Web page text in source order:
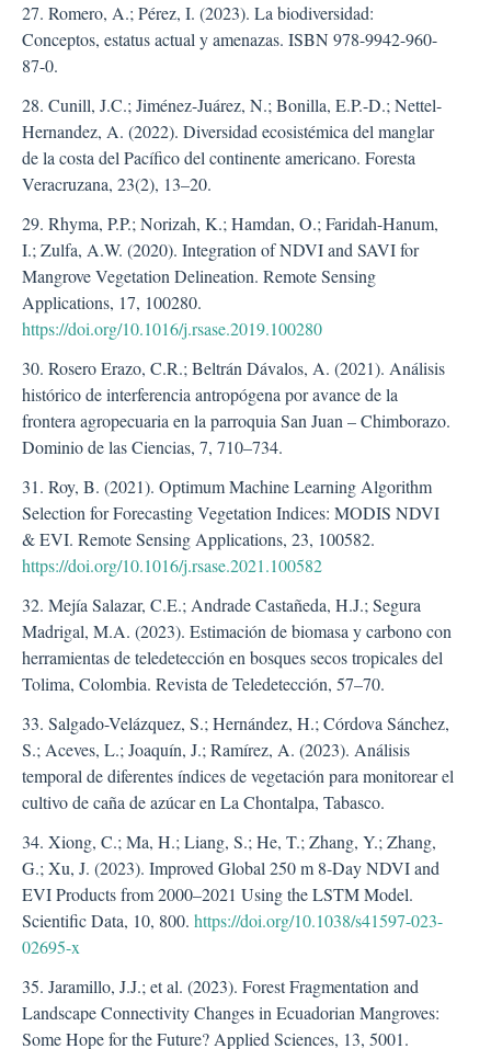
27. Romero, A.; Pérez, I. (2023). La biodiversidad:
Conceptos, estatus actual y amenazas. ISBN 978-9942-960-
87-0.
28. Cunill, J.C.; Jiménez-Juárez, N.; Bonilla, E.P.-D.; Nettel-
Hernandez, A. (2022). Diversidad ecosistémica del manglar
de la costa del Pacífico del continente americano. Foresta
Veracruzana, 23(2), 13–20.
29. Rhyma, P.P.; Norizah, K.; Hamdan, O.; Faridah-Hanum,
I.; Zulfa, A.W. (2020). Integration of NDVI and SAVI for
Mangrove Vegetation Delineation. Remote Sensing
Applications, 17, 100280.
https://doi.org/10.1016/j.rsase.2019.100280
30. Rosero Erazo, C.R.; Beltrán Dávalos, A. (2021). Análisis
histórico de interferencia antropógena por avance de la
frontera agropecuaria en la parroquia San Juan – Chimborazo.
Dominio de las Ciencias, 7, 710–734.
31. Roy, B. (2021). Optimum Machine Learning Algorithm
Selection for Forecasting Vegetation Indices: MODIS NDVI
& EVI. Remote Sensing Applications, 23, 100582.
https://doi.org/10.1016/j.rsase.2021.100582
32. Mejía Salazar, C.E.; Andrade Castañeda, H.J.; Segura
Madrigal, M.A. (2023). Estimación de biomasa y carbono con
herramientas de teledetección en bosques secos tropicales del
Tolima, Colombia. Revista de Teledetección, 57–70.
33. Salgado-Velázquez, S.; Hernández, H.; Córdova Sánchez,
S.; Aceves, L.; Joaquín, J.; Ramírez, A. (2023). Análisis
temporal de diferentes índices de vegetación para monitorear el
cultivo de caña de azúcar en La Chontalpa, Tabasco.
34. Xiong, C.; Ma, H.; Liang, S.; He, T.; Zhang, Y.; Zhang,
G.; Xu, J. (2023). Improved Global 250 m 8-Day NDVI and
EVI Products from 2000–2021 Using the LSTM Model.
Scientific Data, 10, 800. https://doi.org/10.1038/s41597-023-
02695-x
35. Jaramillo, J.J.; et al. (2023). Forest Fragmentation and
Landscape Connectivity Changes in Ecuadorian Mangroves:
Some Hope for the Future? Applied Sciences, 13, 5001.